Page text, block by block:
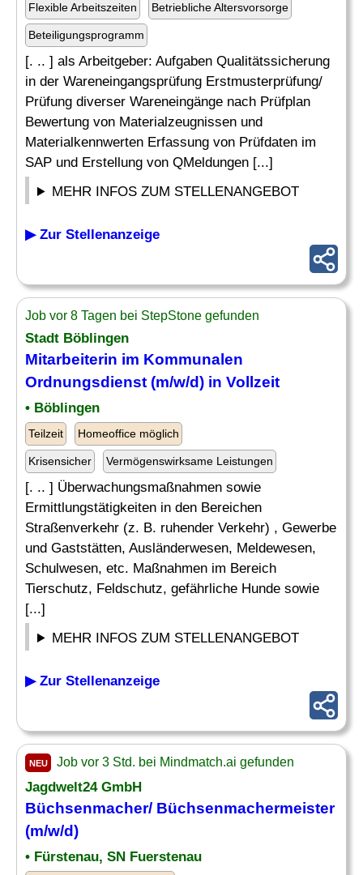
Flexible Arbeitszeiten Betriebliche Altersvorsorge
Beteiligungsprogramm
[. .. ] als Arbeitgeber: Aufgaben Qualitätssicherung
in der Wareneingangsprüfung Erstmusterprüfung/
Prüfung diverser Wareneingänge nach Prüfplan
Bewertung von Materialzeugnissen und
Materialkennwerten Erfassung von Prüfdaten im
SAP und Erstellung von QMeldungen [...]
MEHR INFOS ZUM STELLENANGEBOT
▶ Zur Stellenanzeige
Job vor 8 Tagen bei StepStone gefunden
Stadt Böblingen
Mitarbeiterin im Kommunalen
Ordnungsdienst (m/w/d) in Vollzeit
• Böblingen
Teilzeit Homeoffice möglich
Krisensicher Vermögenswirksame Leistungen
[. .. ] Überwachungsmaßnahmen sowie
Ermittlungstätigkeiten in den Bereichen
Straßenverkehr (z. B. ruhender Verkehr) , Gewerbe
und Gaststätten, Ausländerwesen, Meldewesen,
Schulwesen, etc. Maßnahmen im Bereich
Tierschutz, Feldschutz, gefährliche Hunde sowie
[...]
MEHR INFOS ZUM STELLENANGEBOT
▶ Zur Stellenanzeige
NEU Job vor 3 Std. bei Mindmatch.ai gefunden
Jagdwelt24 GmbH
Büchsenmacher/ Büchsenmachermeister
(m/w/d)
• Fürstenau, SN Fuerstenau